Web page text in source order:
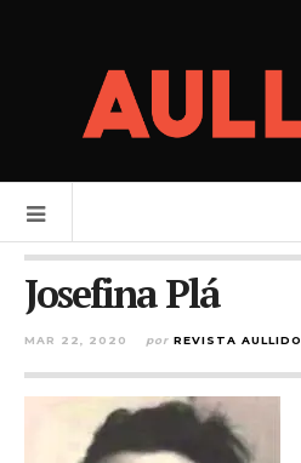
Josefina Plá
MAR 22, 2020 por REVISTA AULLIDO